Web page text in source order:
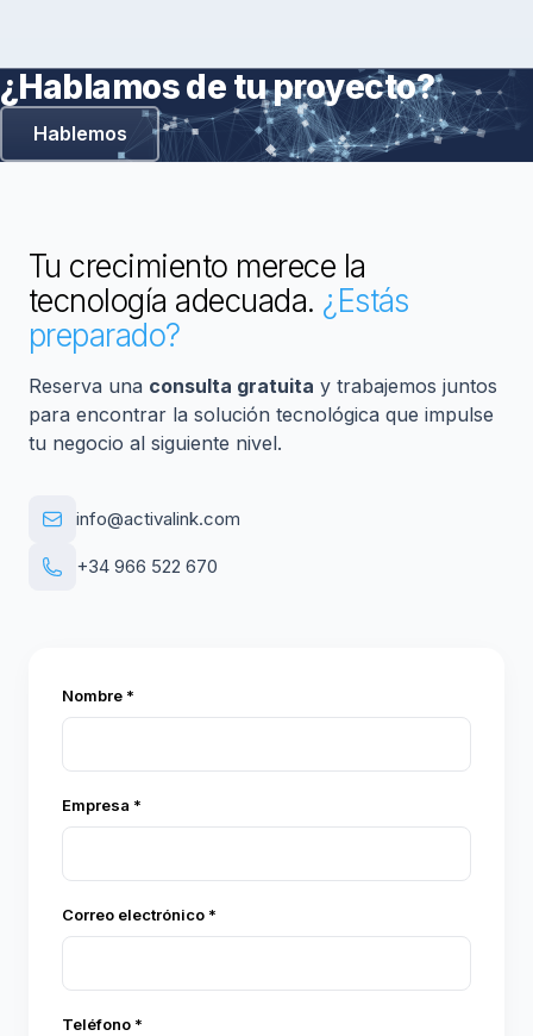
¿Hablamos de tu proyecto?
Hablemos
Tu crecimiento merece la
tecnología adecuada. ¿Estás
preparado?
Reserva una consulta gratuita y trabajemos juntos
para encontrar la solución tecnológica que impulse
tu negocio al siguiente nivel.
info@activalink.com
+34 966 522 670
Nombre *
Empresa *
Correo electrónico *
Teléfono *